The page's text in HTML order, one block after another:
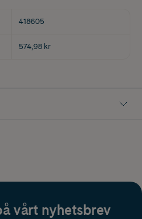
418605
574,98 kr
vårt nyhetsbrev